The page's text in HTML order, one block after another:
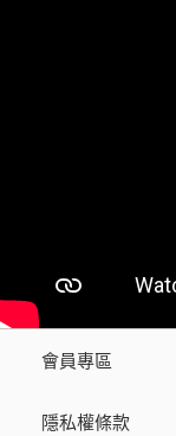
會員專區
隱私權條款